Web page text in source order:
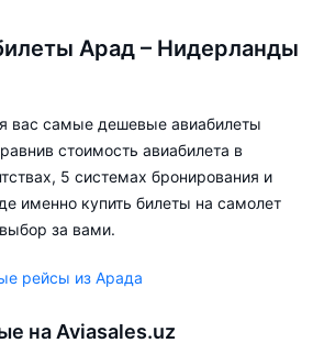
Арад – Нидерланды
вас самые дешевые авиабилеты
стоимость авиабилета в
5 системах бронирования и
именно купить билеты на самолет
за вами.
рейсы из Арада
на Aviasales.uz